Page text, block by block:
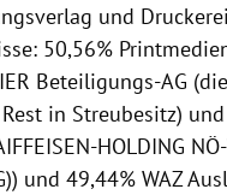
und
50,56%
Beteiligungs-AG
in Streubesitz)
HOLDING
und 49,44% WAZ